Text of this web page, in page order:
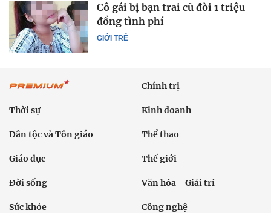
GIỚI TRẺ
Cô gái bị bạn trai cũ đòi 1 triệu
đồng tình phí
Chính trị
Thời sự Kinh doanh
Dân tộc và Tôn giáo Thể thao
Giáo dục Thế giới
Đời sống Văn hóa - Giải trí
Sức khỏe Công nghệ